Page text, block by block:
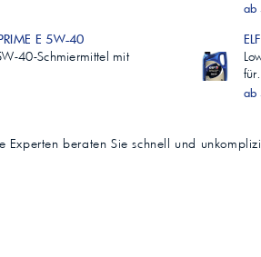
ab
E 5W-40
40-Schmiermittel mit
ab
Experten beraten Sie schnell und